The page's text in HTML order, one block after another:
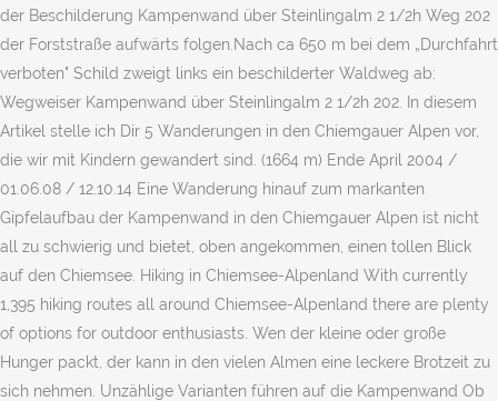
der Beschilderung Kampenwand über Steinlingalm 2 1/2h Weg 202
der Forststraße aufwärts folgen.Nach ca 650 m bei dem „Durchfahrt
verboten" Schild zweigt links ein beschilderter Waldweg ab:
Wegweiser Kampenwand über Steinlingalm 2 1/2h 202. In diesem
Artikel stelle ich Dir 5 Wanderungen in den Chiemgauer Alpen vor,
die wir mit Kindern gewandert sind. (1664 m) Ende April 2004 /
01.06.08 / 12.10.14 Eine Wanderung hinauf zum markanten
Gipfelaufbau der Kampenwand in den Chiemgauer Alpen ist nicht
all zu schwierig und bietet, oben angekommen, einen tollen Blick
auf den Chiemsee. Hiking in Chiemsee-Alpenland With currently
1,395 hiking routes all around Chiemsee-Alpenland there are plenty
of options for outdoor enthusiasts. Wen der kleine oder große
Hunger packt, der kann in den vielen Almen eine leckere Brotzeit zu
sich nehmen. Unzählige Varianten führen auf die Kampenwand Ob